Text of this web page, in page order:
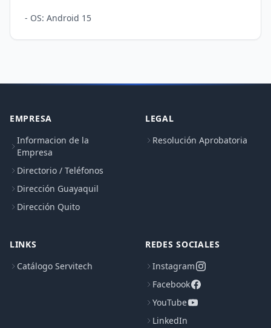
EMPRESA
Informacion de la
Empresa
Directorio / Teléfonos
Dirección Guayaquil
Dirección Quito
LEGAL
Resolución Aprobatoria
LINKS
Catálogo Servitech
REDES SOCIALES
Instagram
Facebook
YouTube
LinkedIn